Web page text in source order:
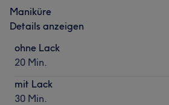
Maniküre
Details anzeigen
ohne Lack
20 Min.
mit Lack
30 Min.